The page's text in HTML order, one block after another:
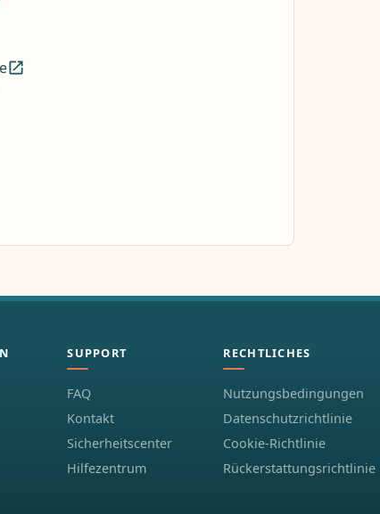
SUPPORT
FAQ
Kontakt
Sicherheitscenter
Hilfezentrum
RECHTLICHES
Nutzungsbedingungen
Datenschutzrichtlinie
Cookie-Richtlinie
Rückerstattungsrichtlinie